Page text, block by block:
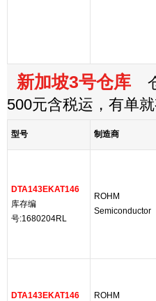
新加坡3号仓库
500元含税运，有单
型号 制造商
DTA143EKAT146
库存编
号:1680204RL
ROHM
Semiconductor
DTA143EKAT146
ROHM